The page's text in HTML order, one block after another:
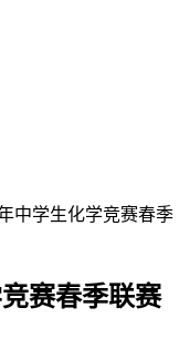
中学生化学竞赛春季
赛春季联赛